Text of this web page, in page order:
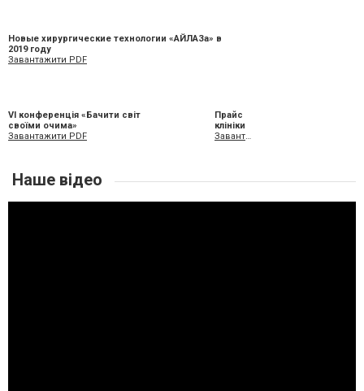
Новые хирургические технологии «АЙЛАЗа» в
2019 году
Завантажити PDF
VI конференція «Бачити світ
своїми очима»
Завантажити PDF
Прайс
клініки
Завантажити XLS
Наше відео